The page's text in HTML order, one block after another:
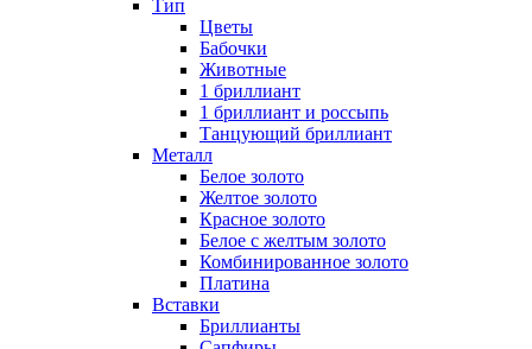
Тип
Цветы
Бабочки
Животные
1 бриллиант
1 бриллиант и россыпь
Танцующий бриллиант
Металл
Белое золото
Желтое золото
Красное золото
Белое с желтым золото
Комбинированное золото
Платина
Вставки
Бриллианты